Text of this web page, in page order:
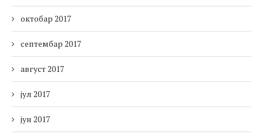
октобар 2017
септембар 2017
август 2017
јул 2017
јун 2017